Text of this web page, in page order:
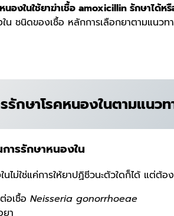
นองในใช้ยาฆ่าเชื้อ amoxicillin รักษาได้หรื
น ชนิดของเชื้อ หลักการเลือกยาตามแนว
รักษาโรคหนองในตามแนว
ารรักษาหนองใน
นไม่ใช่แค่การให้ยาปฏิชีวนะตัวใดก็ได้ แต่ต้
อเชื้อ Neisseria gonorrhoeae